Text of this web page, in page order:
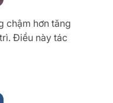
chậm hơn tăng
Điều này tác